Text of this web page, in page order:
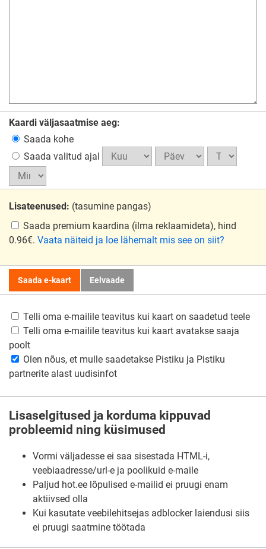
Kaardi väljasaatmise aeg:
Saada kohe
Saada valitud ajal
Lisateenused: (tasumine pangas)
Saada premium kaardina (ilma reklaamideta), hind
0.96€. Vaata näiteid ja loe lähemalt mis see on siit?
Saada e-kaart Eelvaade
Telli oma e-mailile teavitus kui kaart on saadetud teele
Telli oma e-mailile teavitus kui kaart avatakse saaja
poolt
Olen nõus, et mulle saadetakse Pistiku ja Pistiku
partnerite alast uudisinfot
Lisaselgitused ja korduma kippuvad
probleemid ning küsimused
Vormi väljadesse ei saa sisestada HTML-i,
veebiaadresse/url-e ja poolikuid e-maile
Paljud hot.ee lõpulised e-mailid ei pruugi enam
aktiivsed olla
Kui kasutate veebilehitsejas adblocker laiendusi siis
ei pruugi saatmine töötada